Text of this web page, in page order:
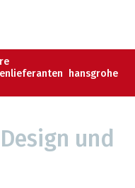
hansgrohe
und